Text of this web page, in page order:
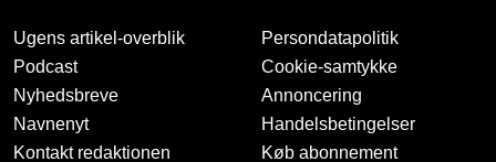
Ugens artikel-overblik
Podcast
Nyhedsbreve
Navnenyt
Kontakt redaktionen
Persondatapolitik
Cookie-samtykke
Annoncering
Handelsbetingelser
Køb abonnement